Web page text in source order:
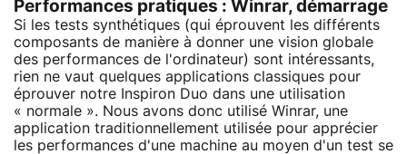
Performances pratiques : Winrar, démarrage
Si les tests synthétiques (qui éprouvent les différents
composants de manière à donner une vision globale
des performances de l'ordinateur) sont intéressants,
rien ne vaut quelques applications classiques pour
éprouver notre Inspiron Duo dans une utilisation
« normale ». Nous avons donc utilisé Winrar, une
application traditionnellement utilisée pour apprécier
les performances d'une machine au moyen d'un test se